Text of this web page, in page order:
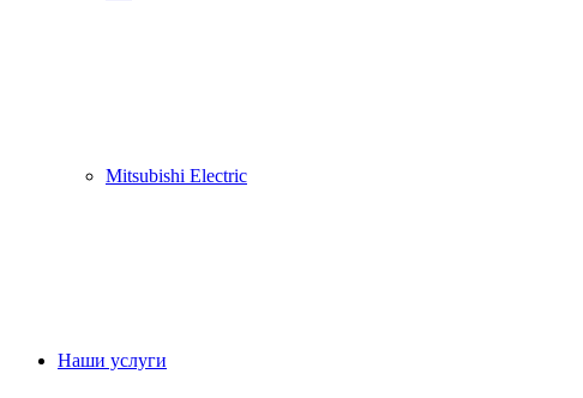
Mitsubishi Electric
Наши услуги